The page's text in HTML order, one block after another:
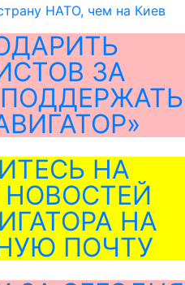
НАТО, чем на Киев
ЗА
НА
НА
ПОЧТУ